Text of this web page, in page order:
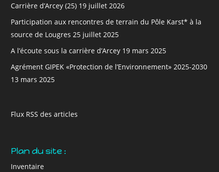
Carrière d’Arcey (25) 19 juillet 2026
Participation aux rencontres de terrain du Pôle Karst* à la
source de Lougres 25 juillet 2025
A l’écoute sous la carrière d’Arcey 19 mars 2025
Agrément GIPEK «Protection de l’Environnement» 2025-2030
13 mars 2025
Flux RSS des articles
Plan du site :
Inventaire